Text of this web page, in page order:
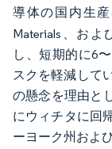
導体の国内生
Materials、およ
し、短期的に6
スクを軽減して
の懸念を理由と
にウィチタに回
ーヨーク州およ